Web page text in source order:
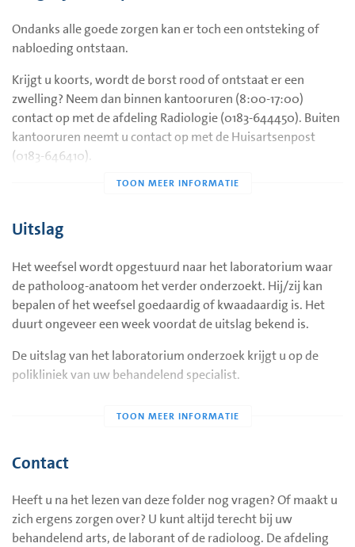
geplaatst maakt de laborant de borst weer los en kunt u
gaan zitten op de tafel. Het wondje in de borst wordt door de
laborant enige tijd stevig afgedrukt. Dit wordt gedaan om
een bloeduitstorting in de borst zoveel mogelijk te beperken.
Na het afdrukken wordt een hechtpleister op het wondje
geplakt.
Wij raden u aan de dag van de biopsie niet te douchen
U kunt de pleister na drie dagen verwijderen. Wanneer
deze er eerder af gaat hoeft u geen nieuwe aan te brengen.
Ondanks alle goede zorgen kan er toch een ontsteking of
nabloeding ontstaan.
Krijgt u koorts, wordt de borst rood of ontstaat er een
zwelling? Neem dan binnen kantooruren (8:00-17:00)
contact op met de afdeling Radiologie (0183-644450). Buiten
kantooruren neemt u contact op met de Huisartsenpost
(0183-646410).
Bij een nabloeding kunt u de wond stevig dichtdrukken met
minuten. Geeft dit onvoldoende resultaat? Neem dan binnen
kantooruren (8:00-17:00) contact op met de afdeling
Radiologie (0183-644450). Buiten kantooruren neemt u
contact op met de Huisartsenpost (0183-646410).
Uitslag
Het weefsel wordt opgestuurd naar het laboratorium waar
de patholoog-anatoom het verder onderzoekt. Hij/zij kan
bepalen of het weefsel goedaardig of kwaadaardig is. Het
duurt ongeveer een week voordat de uitslag bekend is.
De uitslag van het laboratorium onderzoek krijgt u op de
polikliniek van uw behandelend specialist.
Contact
Heeft u na het lezen van deze folder nog vragen? Of maakt u
zich ergens zorgen over? U kunt altijd terecht bij uw
behandelend arts, de laborant of de radioloog. De afdeling